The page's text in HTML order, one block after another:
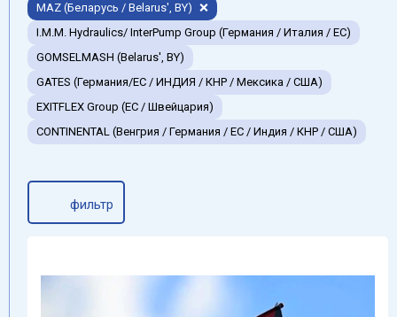
MAZ (Беларусь / Belarus', BY)
I.M.M. Hydraulics/ InterPump Group (Германия / Италия / ЕС)
GOMSELMASH (Belarus', BY)
GATES (Германия/EC / ИНДИЯ / КНР / Мексика / США)
EXITFLEX Group (ЕС / Швейцария)
CONTINENTAL (Венгрия / Германия / ЕС / Индия / КНР / США)
фильтр